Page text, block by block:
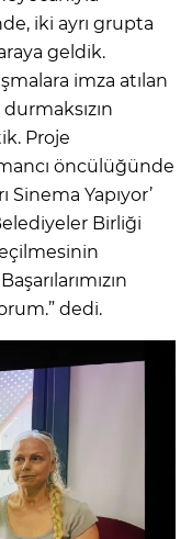
iki ayrı grupta
geldik.
imza atılan
Proje
öncülüğünde
Sinema Yapıyor’
Birliği
dedi.